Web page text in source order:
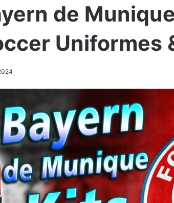
de
Uniformes